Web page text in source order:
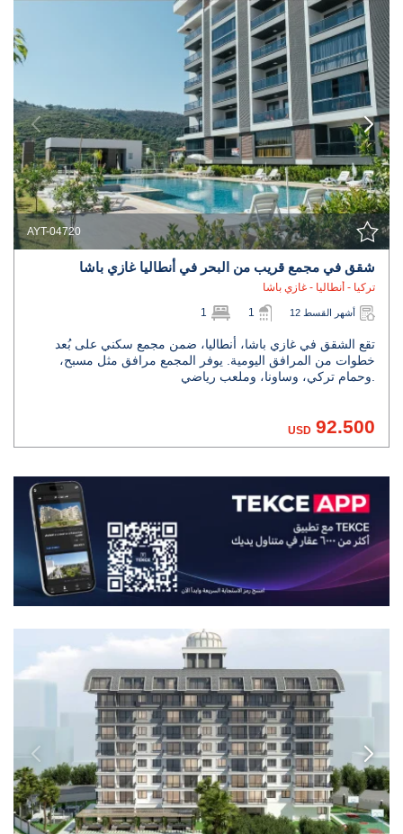
AYT-04720
شقق في مجمع قريب من البحر في أنطاليا غازي باشا
تركيا - أنطاليا - غازي باشا
1 1 12 أشهر القسط
تقع الشقق في غازي باشا، أنطاليا، ضمن مجمع سكني على بُعد
خطوات من المرافق اليومية. يوفر المجمع مرافق مثل مسبح،
92.500
USD